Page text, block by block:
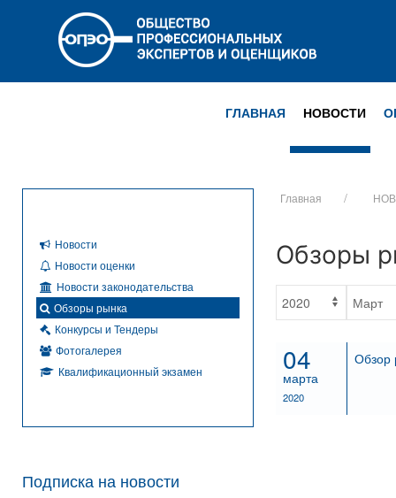
ГЛАВНАЯ НОВОСТИ
Новости
Новости оценки
Новости законодательства
Обзоры рынка
Конкурсы и Тендеры
Фотогалерея
Квалификационный экзамен
Подписка на новости
Главная
Обзоры
04
марта
2020
Обзор